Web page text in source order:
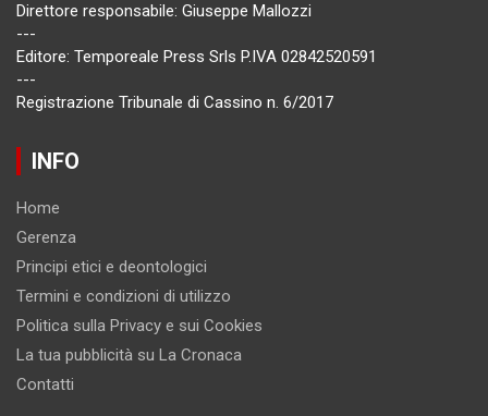
Direttore responsabile: Giuseppe Mallozzi
---
Editore: Temporeale Press Srls P.IVA 02842520591
---
Registrazione Tribunale di Cassino n. 6/2017
INFO
Home
Gerenza
Principi etici e deontologici
Termini e condizioni di utilizzo
Politica sulla Privacy e sui Cookies
La tua pubblicità su La Cronaca
Contatti